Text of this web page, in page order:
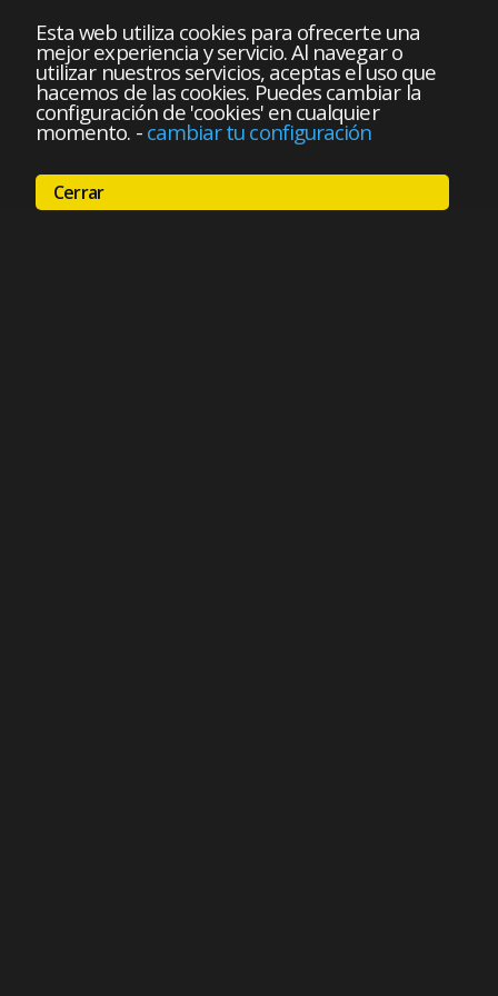
Esta web utiliza cookies para ofrecerte una
mejor experiencia y servicio. Al navegar o
utilizar nuestros servicios, aceptas el uso que
hacemos de las cookies. Puedes cambiar la
configuración de 'cookies' en cualquier
momento. - cambiar tu configuración
Cerrar